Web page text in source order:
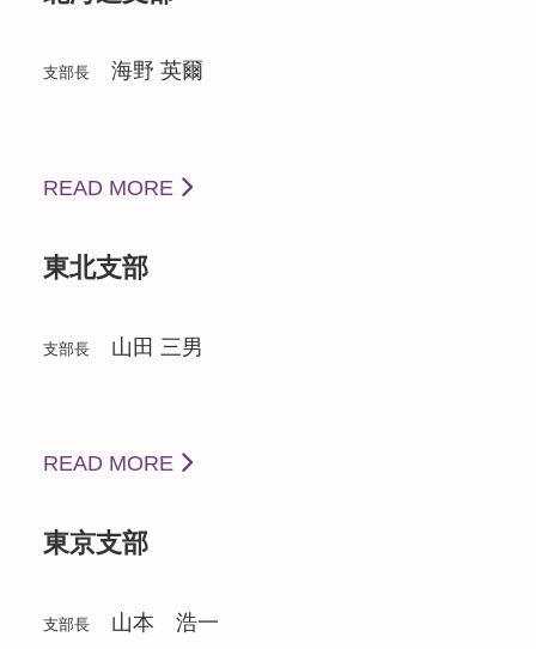
支部長海野 英爾
READ MORE
東北支部
支部長山田 三男
READ MORE
東京支部
支部長山本 浩一